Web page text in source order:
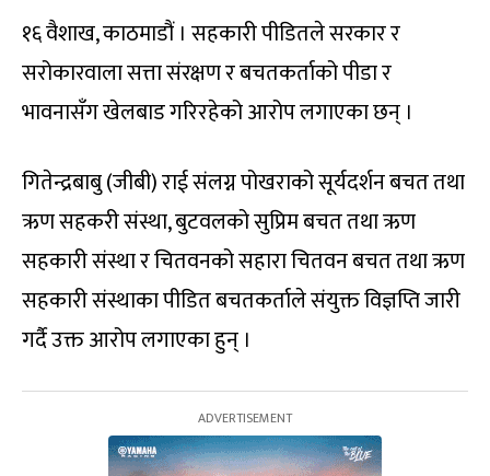
१६ वैशाख, काठमाडौं । सहकारी पीडितले सरकार र
सरोकारवाला सत्ता संरक्षण र बचतकर्ताको पीडा र
भावनासँग खेलबाड गरिरहेको आरोप लगाएका छन् ।
गितेन्द्रबाबु (जीबी) राई संलग्न पोखराको सूर्यदर्शन बचत तथा
ऋण सहकरी संस्था, बुटवलको सुप्रिम बचत तथा ऋण
सहकारी संस्था र चितवनको सहारा चितवन बचत तथा ऋण
सहकारी संस्थाका पीडित बचतकर्ताले संयुक्त विज्ञप्ति जारी
गर्दै उक्त आरोप लगाएका हुन् ।